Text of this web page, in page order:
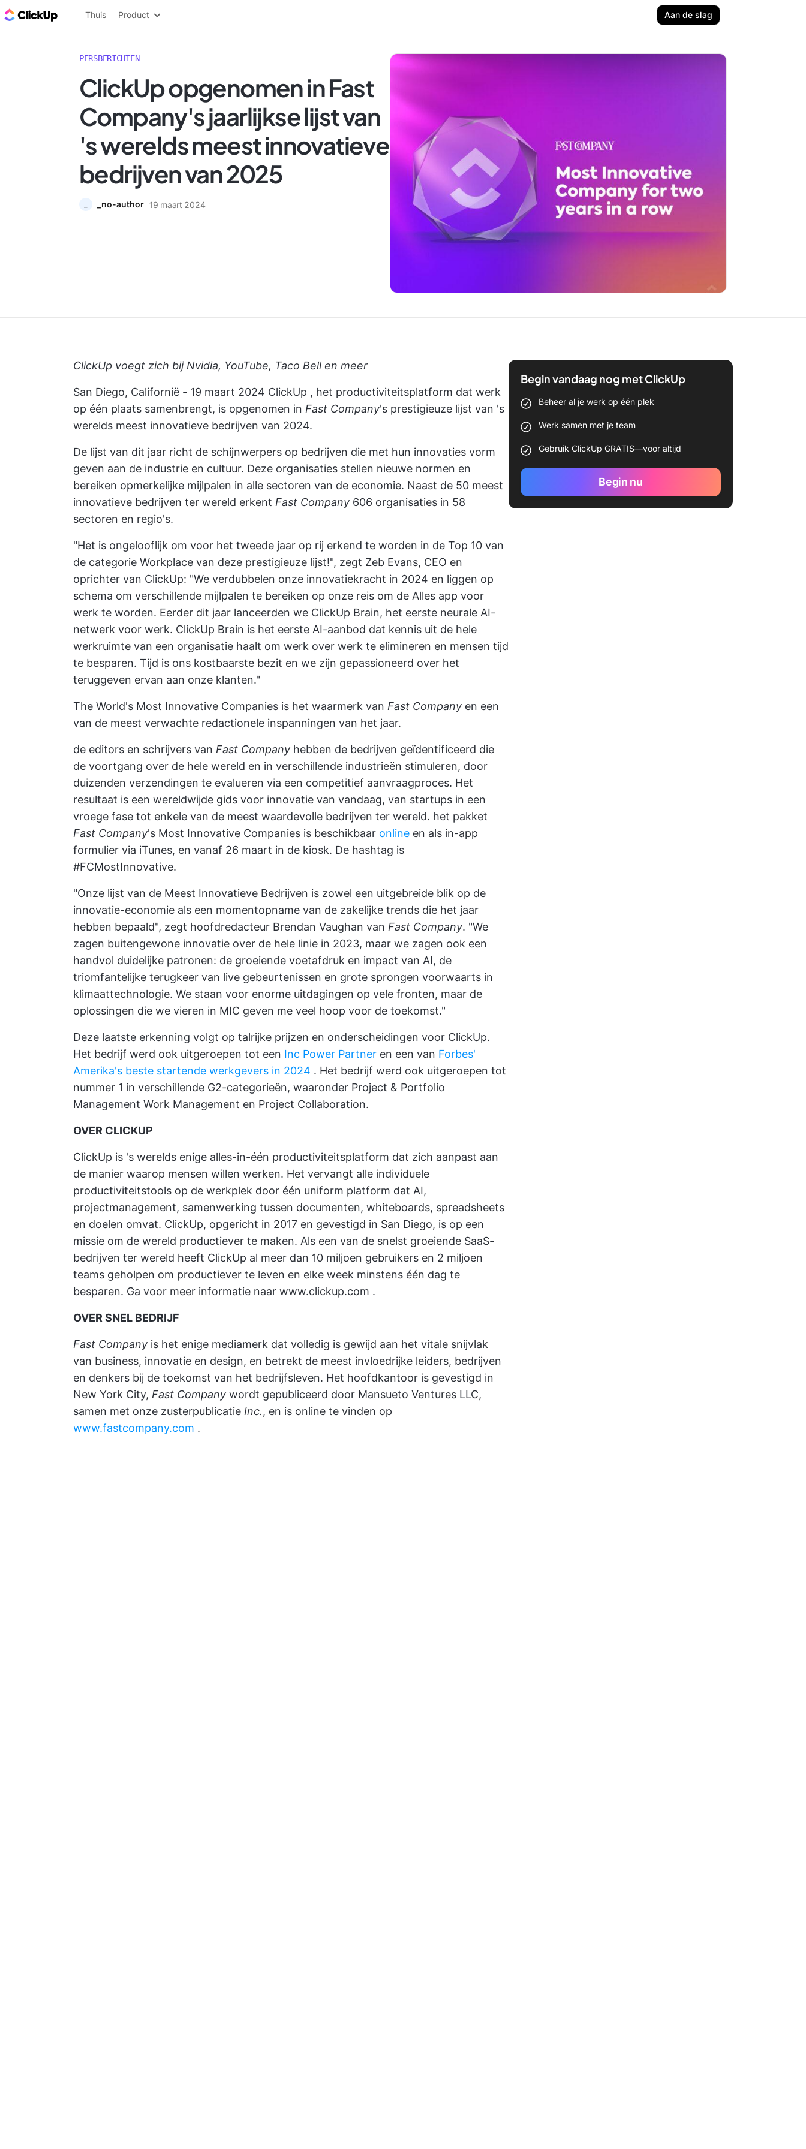
ClickUp Blog
Thuis Product Aan de slag
PERSBERICHTEN
ClickUp opgenomen in Fast
Company's jaarlijkse lijst van
's werelds meest innovatieve
bedrijven van 2025
_no-author 19 maart 2024
ClickUp voegt zich bij Nvidia, YouTube, Taco Bell en meer
San Diego, Californië - 19 maart 2024 ClickUp , het productiviteitsplatform dat werk
op één plaats samenbrengt, is opgenomen in Fast Company's prestigieuze lijst van 's
werelds meest innovatieve bedrijven van 2024.
De lijst van dit jaar richt de schijnwerpers op bedrijven die met hun innovaties vorm
geven aan de industrie en cultuur. Deze organisaties stellen nieuwe normen en
bereiken opmerkelijke mijlpalen in alle sectoren van de economie. Naast de 50 meest
innovatieve bedrijven ter wereld erkent Fast Company 606 organisaties in 58
sectoren en regio's.
"Het is ongelooflijk om voor het tweede jaar op rij erkend te worden in de Top 10 van
de categorie Workplace van deze prestigieuze lijst!", zegt Zeb Evans, CEO en
oprichter van ClickUp: "We verdubbelen onze innovatiekracht in 2024 en liggen op
schema om verschillende mijlpalen te bereiken op onze reis om de Alles app voor
werk te worden. Eerder dit jaar lanceerden we ClickUp Brain, het eerste neurale AI-
netwerk voor werk. ClickUp Brain is het eerste AI-aanbod dat kennis uit de hele
werkruimte van een organisatie haalt om werk over werk te elimineren en mensen tijd
te besparen. Tijd is ons kostbaarste bezit en we zijn gepassioneerd over het
teruggeven ervan aan onze klanten."
The World's Most Innovative Companies is het waarmerk van Fast Company en een
van de meest verwachte redactionele inspanningen van het jaar.
de editors en schrijvers van Fast Company hebben de bedrijven geïdentificeerd die
de voortgang over de hele wereld en in verschillende industrieën stimuleren, door
duizenden verzendingen te evalueren via een competitief aanvraagproces. Het
resultaat is een wereldwijde gids voor innovatie van vandaag, van startups in een
vroege fase tot enkele van de meest waardevolle bedrijven ter wereld. het pakket
Fast Company's Most Innovative Companies is beschikbaar online en als in-app
formulier via iTunes, en vanaf 26 maart in de kiosk. De hashtag is
#FCMostInnovative.
"Onze lijst van de Meest Innovatieve Bedrijven is zowel een uitgebreide blik op de
innovatie-economie als een momentopname van de zakelijke trends die het jaar
hebben bepaald", zegt hoofdredacteur Brendan Vaughan van Fast Company. "We
zagen buitengewone innovatie over de hele linie in 2023, maar we zagen ook een
handvol duidelijke patronen: de groeiende voetafdruk en impact van AI, de
triomfantelijke terugkeer van live gebeurtenissen en grote sprongen voorwaarts in
klimaattechnologie. We staan voor enorme uitdagingen op vele fronten, maar de
oplossingen die we vieren in MIC geven me veel hoop voor de toekomst."
Deze laatste erkenning volgt op talrijke prijzen en onderscheidingen voor ClickUp.
Het bedrijf werd ook uitgeroepen tot een Inc Power Partner en een van Forbes'
Amerika's beste startende werkgevers in 2024 . Het bedrijf werd ook uitgeroepen tot
nummer 1 in verschillende G2-categorieën, waaronder Project & Portfolio
Management Work Management en Project Collaboration.
OVER CLICKUP
ClickUp is 's werelds enige alles-in-één productiviteitsplatform dat zich aanpast aan
de manier waarop mensen willen werken. Het vervangt alle individuele
productiviteitstools op de werkplek door één uniform platform dat AI,
projectmanagement, samenwerking tussen documenten, whiteboards, spreadsheets
en doelen omvat. ClickUp, opgericht in 2017 en gevestigd in San Diego, is op een
missie om de wereld productiever te maken. Als een van de snelst groeiende SaaS-
bedrijven ter wereld heeft ClickUp al meer dan 10 miljoen gebruikers en 2 miljoen
teams geholpen om productiever te leven en elke week minstens één dag te
besparen. Ga voor meer informatie naar www.clickup.com .
OVER SNEL BEDRIJF
Fast Company is het enige mediamerk dat volledig is gewijd aan het vitale snijvlak
van business, innovatie en design, en betrekt de meest invloedrijke leiders, bedrijven
en denkers bij de toekomst van het bedrijfsleven. Het hoofdkantoor is gevestigd in
New York City, Fast Company wordt gepubliceerd door Mansueto Ventures LLC,
samen met onze zusterpublicatie Inc., en is online te vinden op
www.fastcompany.com .
Begin vandaag nog met ClickUp
Beheer al je werk op één plek
Werk samen met je team
Gebruik ClickUp GRATIS—voor altijd
Begin nu